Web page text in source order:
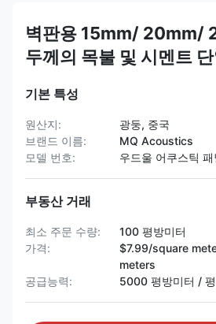
벽판용 15mm/ 20mm/
두께의 목불 및 시멘트
기본 특성
원산지:
광둥, 중국
브랜드 이름:
MQ Acoustics
모델 번호:
우드울 어쿠스틱 패
부동산 거래
최소 주문 수량:
100 평방미터
가격:
$7.99/square
meters
공급능력:
5000 평방미터 /